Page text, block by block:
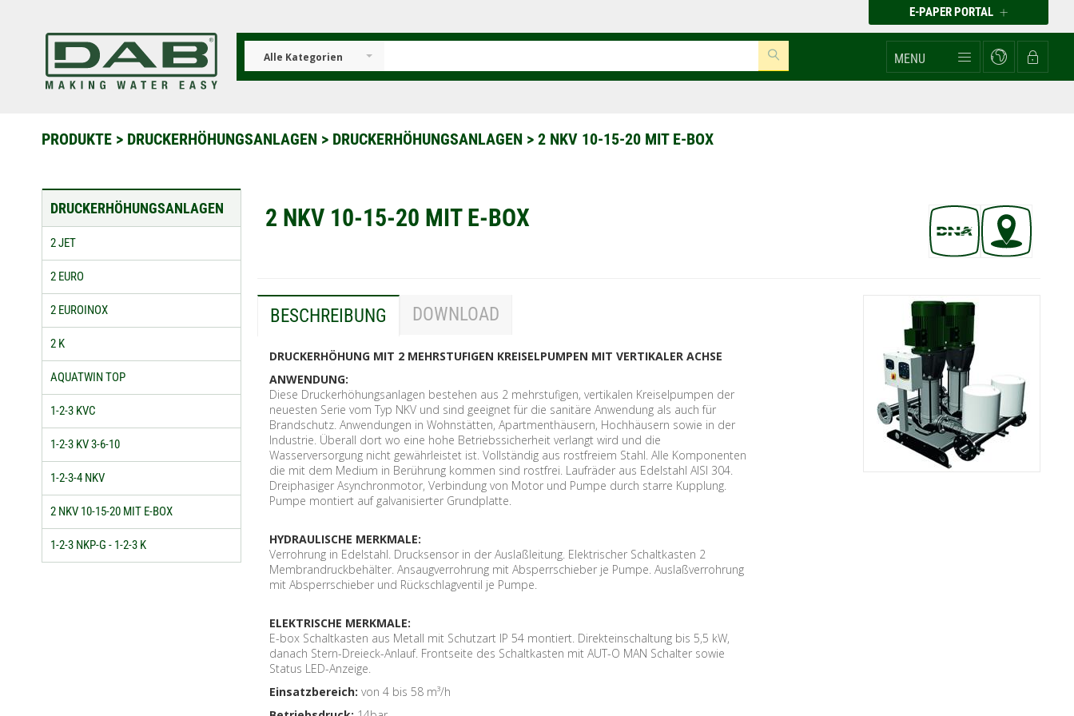
E-PAPER PORTAL
Alle Kategorien MENU
PRODUKTE > DRUCKERHÖHUNGSANLAGEN > DRUCKERHÖHUNGSANLAGEN > 2 NKV 10-15-20 MIT E-BOX
DRUCKERHÖHUNGSANLAGEN
2 JET
2 EURO
2 EUROINOX
2 K
AQUATWIN TOP
1-2-3 KVC
1-2-3 KV 3-6-10
1-2-3-4 NKV
2 NKV 10-15-20 MIT E-BOX
1-2-3 NKP-G - 1-2-3 K
2 NKV 10-15-20 MIT E-BOX
BESCHREIBUNG DOWNLOAD
DRUCKERHÖHUNG MIT 2 MEHRSTUFIGEN KREISELPUMPEN MIT VERTIKALER ACHSE
ANWENDUNG:
Diese Druckerhöhungsanlagen bestehen aus 2 mehrstufigen, vertikalen Kreiselpumpen der
neuesten Serie vom Typ NKV und sind geeignet für die sanitäre Anwendung als auch für
Brandschutz. Anwendungen in Wohnstätten, Apartmenthäusern, Hochhäusern sowie in der
Industrie. Überall dort wo eine hohe Betriebssicherheit verlangt wird und die
Wasserversorgung nicht gewährleistet ist. Vollständig aus rostfreiem Stahl. Alle Komponenten
die mit dem Medium in Berührung kommen sind rostfrei. Laufräder aus Edelstahl AISI 304.
Dreiphasiger Asynchronmotor, Verbindung von Motor und Pumpe durch starre Kupplung.
Pumpe montiert auf galvanisierter Grundplatte.
HYDRAULISCHE MERKMALE:
Verrohrung in Edelstahl. Drucksensor in der Auslaßleitung. Elektrischer Schaltkasten 2
Membrandruckbehälter. Ansaugverrohrung mit Absperrschieber je Pumpe. Auslaßverrohrung
mit Absperrschieber und Rückschlagventil je Pumpe.
ELEKTRISCHE MERKMALE:
E-box Schaltkasten aus Metall mit Schutzart IP 54 montiert. Direkteinschaltung bis 5,5 kW,
danach Stern-Dreieck-Anlauf. Frontseite des Schaltkasten mit AUT-O MAN Schalter sowie
Status LED-Anzeige.
Einsatzbereich: von 4 bis 58 m³/h